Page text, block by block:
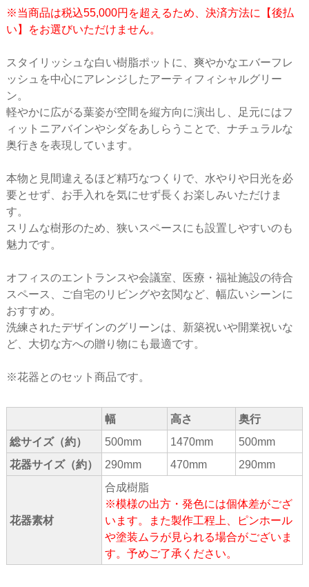
※当商品は税込55,000円を超えるため、決済方法に【後払
い】をお選びいただけません。
スタイリッシュな白い樹脂ポットに、爽やかなエバーフレ
ッシュを中心にアレンジしたアーティフィシャルグリー
ン。
軽やかに広がる葉姿が空間を縦方向に演出し、足元にはフ
ィットニアバインやシダをあしらうことで、ナチュラルな
奥行きを表現しています。
本物と見間違えるほど精巧なつくりで、水やりや日光を必
要とせず、お手入れを気にせず長くお楽しみいただけま
す。
スリムな樹形のため、狭いスペースにも設置しやすいのも
魅力です。
オフィスのエントランスや会議室、医療・福祉施設の待合
スペース、ご自宅のリビングや玄関など、幅広いシーンに
おすすめ。
洗練されたデザインのグリーンは、新築祝いや開業祝いな
ど、大切な方への贈り物にも最適です。
※花器とのセット商品です。
幅 高さ
奥行
総サイズ（約）
500mm 1470mm
500mm
花器サイズ（約）
290mm 470mm 290mm
花器素材
合成樹脂
※模様の出方・発色には個体差がござ
います。また製作工程上、ピンホール
や塗装ムラが見られる場合がございま
す。予めご了承ください。